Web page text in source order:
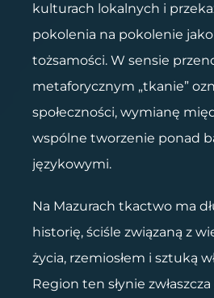
kulturach lokalnych i
pokolenia na pokolenie
tożsamości. W sensie
metaforycznym „tkanie”
społeczności, wymianę
wspólne tworzenie ponad
językowymi.
Na Mazurach tkactwo ma
historię, ściśle związaną z
życia, rzemiosłem i sztuką
Region ten słynie